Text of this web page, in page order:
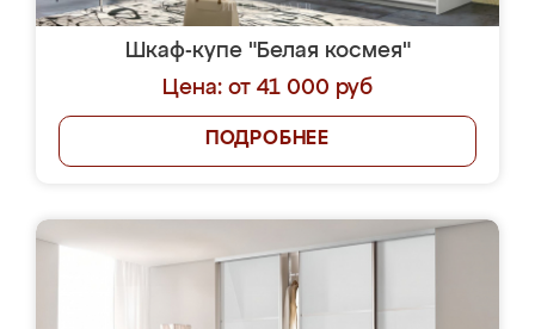
Шкаф-купе "Белая космея"
Цена: от 41 000 руб
ПОДРОБНЕЕ